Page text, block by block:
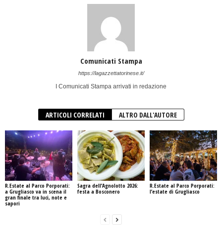
Comunicati Stampa
https://lagazzettatorinese.it/
I Comunicati Stampa arrivati in redazione
ARTICOLI CORRELATI ALTRO DALL'AUTORE
R.Estate al Parco Porporati:
a Grugliasco va in scena il
gran finale tra luci, note e
sapori
Sagra dell’Agnolotto 2026:
festa a Bosconero
R.Estate al Parco Porporati:
l’estate di Grugliasco